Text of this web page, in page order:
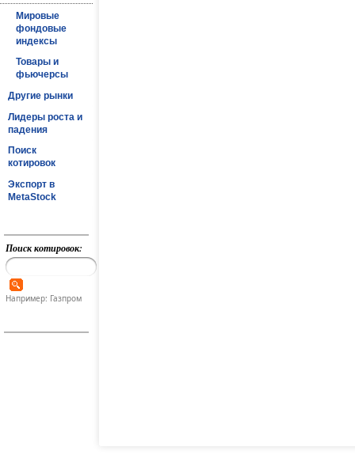
Мировые
фондовые
индексы
Товары и
фьючерсы
Другие рынки
Лидеры роста и
падения
Поиск
котировок
Экспорт в
MetaStock
Поиск котировок:
Например: Газпром